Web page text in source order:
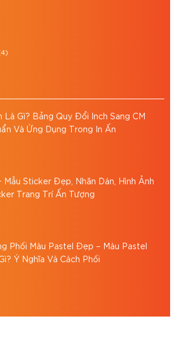
xếp chồng, tiện lợi khi giao
hoặc set quà Tết cao cấp.
tại Bao Bì Asia
tiếp, không qua trung gian →
nhất thị trường.
thương hiệu với mọi đơn hàng.
quốc, miễn phí nội thành
giá trị lớn.
mã miễn phí, cam kết đúng chất
tiến độ.
gói tại BAO BÌ ASIA
là đơn vị in ấn uy tín – chuyên
tại Thành phố Hồ Chí Minh.
Là Gì? Bảng Quy Đổi Inch Sang CM
Và Ứng Dụng Trong In Ấn
Mẫu Sticker Đẹp, Nhãn Dán, Hình Ảnh
Trang Trí Ấn Tượng
Phối Màu Pastel Đẹp – Màu Pastel
Ý Nghĩa Và Cách Phối